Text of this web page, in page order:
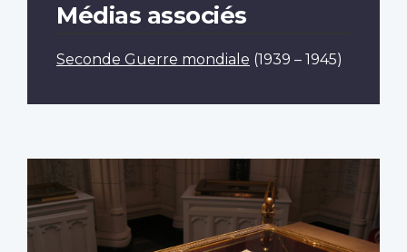
Médias associés
Seconde Guerre mondiale (1939 – 1945)